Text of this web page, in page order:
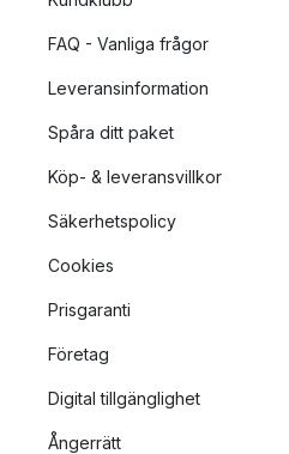
FAQ - Vanliga frågor
Leveransinformation
Spåra ditt paket
Köp- & leveransvillkor
Säkerhetspolicy
Cookies
Prisgaranti
Företag
Digital tillgänglighet
Ångerrätt